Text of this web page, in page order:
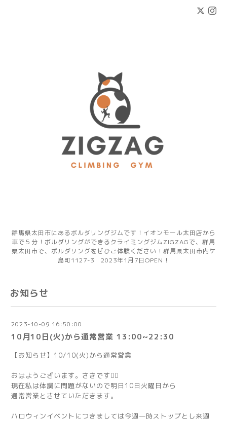
群馬県太田市にあるボルダリングジムです！イオンモール太田店から
車で５分！ボルダリングができるクライミングジムZIGZAGで、群馬
県太田市で、ボルダリングをぜひご体験ください！群馬県太田市内ケ
島町1127-3 2023年1月7日OPEN！
お知らせ
2023-10-09 16:50:00
10月10日(火)から通常営業 13:00~22:30
【お知らせ】10/10(火)から通常営業
おはようございます。さきです🧚‍♀️
現在私は体調に問題がないので明日10日火曜日から
通常営業とさせていただきます。
ハロウィンイベントにつきましては今週一時ストップとし来週